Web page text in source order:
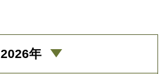
2026年